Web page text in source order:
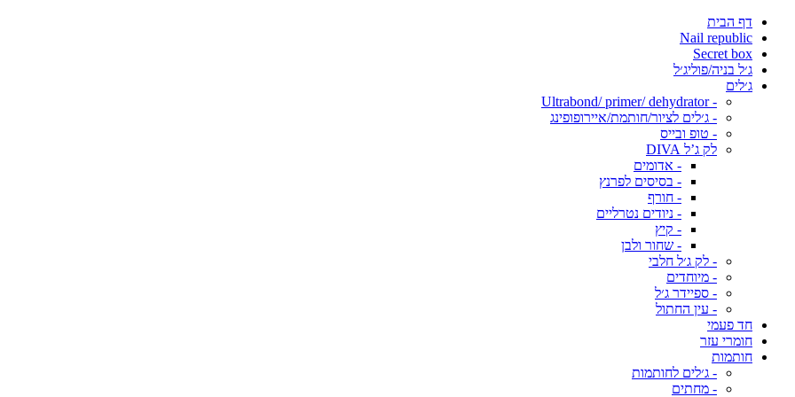
דף הבית
Nail republic
Secret box
ג׳ל בניה/פוליג׳ל
ג׳לים
- Ultrabond/ primer/ dehydrator
- ג׳לים לציור/חותמת/איירופופינג
- טופ ובייס
לק ג’ל DIVA
- אדומים
- בסיסים לפרנץ
- חורף
- ניודים נטרליים
- קיץ
- שחור ולבן
- לק ג׳ל חלבי
- מיוחדים
- ספיידר ג׳ל
- עין החתול
חד פעמי
חומרי עזר
חותמות
- ג׳לים לחותמות
- מחתים